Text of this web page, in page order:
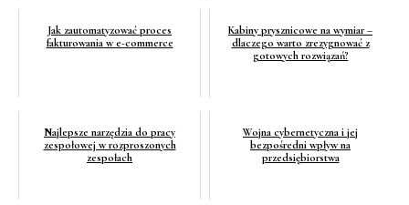
Jak zautomatyzować proces
fakturowania w e-commerce
Kabiny prysznicowe na wymiar –
dlaczego warto zrezygnować z
gotowych rozwiązań?
Najlepsze narzędzia do pracy
zespołowej w rozproszonych
zespołach
Wojna cybernetyczna i jej
bezpośredni wpływ na
przedsiębiorstwa